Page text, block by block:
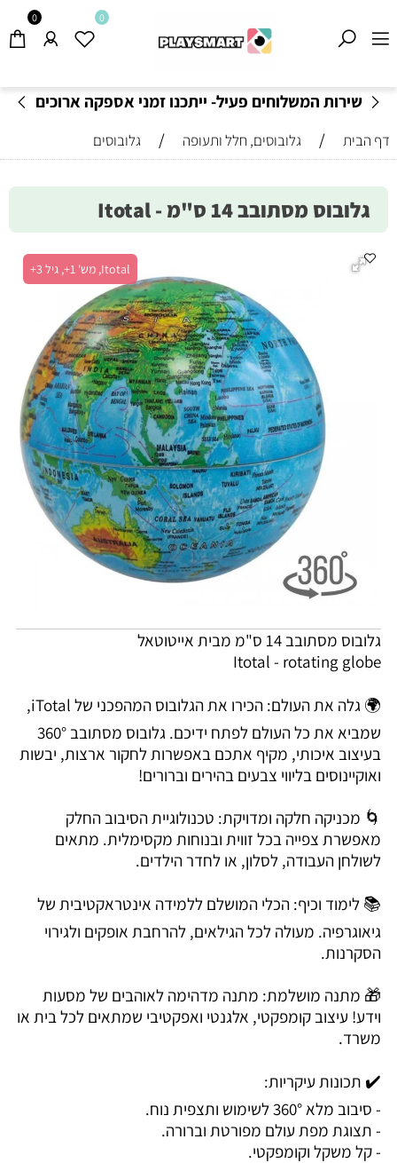
שירות המשלוחים פעיל- ייתכנו זמני אספקה ארוכים
0 0
דף הבית / גלובוסים, חלל ותעופה / גלובוסים
גלובוס מסתובב 14 ס"מ - Itotal
Itotal, מש' 1+, גיל 3+
גלובוס מסתובב 14 ס"מ מבית אייטוטאל
Itotal - rotating globe
🌍 גלה את העולם: הכירו את הגלובוס המהפכני של iTotal,
שמביא את כל העולם לפתח ידיכם. גלובוס מסתובב 360°
בעיצוב איכותי, מקיף אתכם באפשרות לחקור ארצות, יבשות
ואוקיינוסים בליווי צבעים בהירים וברורים!
🌀 מכניקה חלקה ומדויקת: טכנולוגיית הסיבוב החלק
מאפשרת צפייה בכל זווית ובנוחות מקסימלית. מתאים
לשולחן העבודה, לסלון, או לחדר הילדים.
📚 לימוד וכיף: הכלי המושלם ללמידה אינטראקטיבית של
גיאוגרפיה. מעולה לכל הגילאים, להרחבת אופקים ולגירוי
הסקרנות.
🎁 מתנה מושלמת: מתנה מדהימה לאוהבים של מסעות
וידע! עיצוב קומפקטי, אלגנטי ואפקטיבי שמתאים לכל בית או
משרד.
✔️ תכונות עיקריות:
- סיבוב מלא 360° לשימוש ותצפית נוח.
- תצוגת מפת עולם מפורטת וברורה.
- קל משקל וקומפקטי.